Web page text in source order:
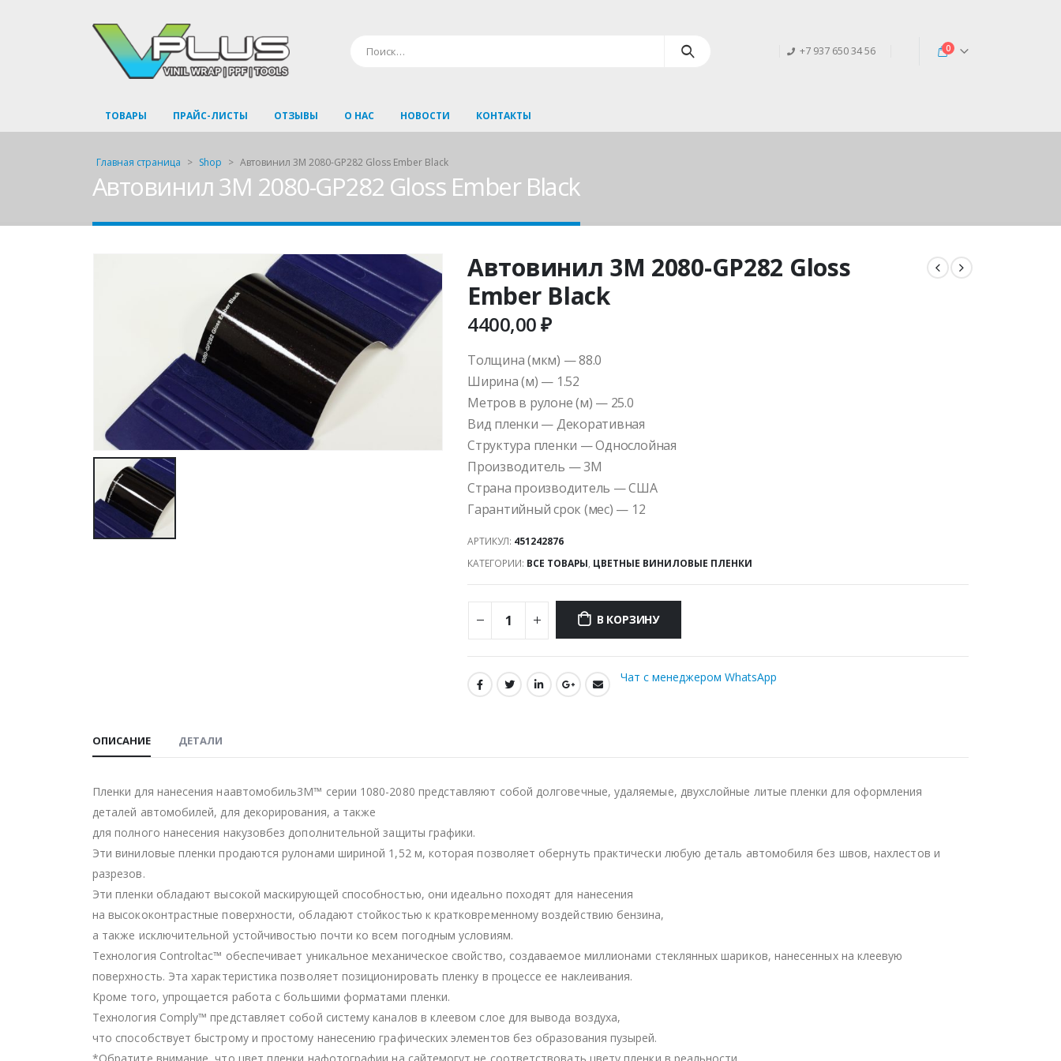
+7 937 650 34 56 0
ТОВАРЫ ПРАЙС-ЛИСТЫ ОТЗЫВЫ О НАС НОВОСТИ КОНТАКТЫ
Главная страница > Shop > Автовинил 3M 2080-GP282 Gloss Ember Black
Автовинил 3M 2080-GP282 Gloss Ember Black
Автовинил 3M 2080-GP282 Gloss
Ember Black
4400,00₽
Толщина (мкм) — 88.0
Ширина (м) — 1.52
Метров в рулоне (м) — 25.0
Вид пленки — Декоративная
Структура пленки — Однослойная
Производитель — 3M
Страна производитель — США
Гарантийный срок (мес) — 12
АРТИКУЛ: 451242876
КАТЕГОРИИ: ВСЕ ТОВАРЫ, ЦВЕТНЫЕ ВИНИЛОВЫЕ ПЛЕНКИ
В КОРЗИНУ
Чат с менеджером WhatsApp
ОПИСАНИЕ ДЕТАЛИ
Пленки для нанесения наавтомобиль3M™ серии 1080-2080 представляют собой долговечные, удаляемые, двухслойные литые пленки для оформления
деталей автомобилей, для декорирования, а также
для полного нанесения накузовбез дополнительной защиты графики.
Эти виниловые пленки продаются рулонами шириной 1,52 м, которая позволяет обернуть практически любую деталь автомобиля без швов, нахлестов и
разрезов.
Эти пленки обладают высокой маскирующей способностью, они идеально походят для нанесения
на высококонтрастные поверхности, обладают стойкостью к кратковременному воздействию бензина,
а также исключительной устойчивостью почти ко всем погодным условиям.
Технология Controltac™ обеспечивает уникальное механическое свойство, создаваемое миллионами стеклянных шариков, нанесенных на клеевую
поверхность. Эта характеристика позволяет позиционировать пленку в процессе ее наклеивания.
Кроме того, упрощается работа с большими форматами пленки.
Технология Comply™ представляет собой систему каналов в клеевом слое для вывода воздуха,
что способствует быстрому и простому нанесению графических элементов без образования пузырей.
*Обратите внимание, что цвет пленки нафотографии на сайтемогут не соответствовать цвету пленки в реальности.